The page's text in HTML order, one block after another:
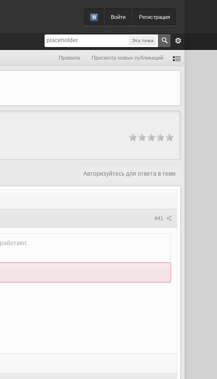
Войти Регистрация
Эта тема
Правила Просмотр новых публикаций
Авторизуйтесь для ответа в теме
#41